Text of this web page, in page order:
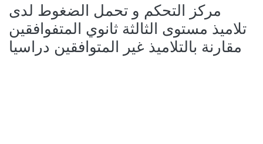
مركز التحكم و تحمل الضغوط لدى
تلاميذ مستوى الثالثة ثانوي المتفوافقين
مقارنة بالتلاميذ غير المتوافقين دراسيا